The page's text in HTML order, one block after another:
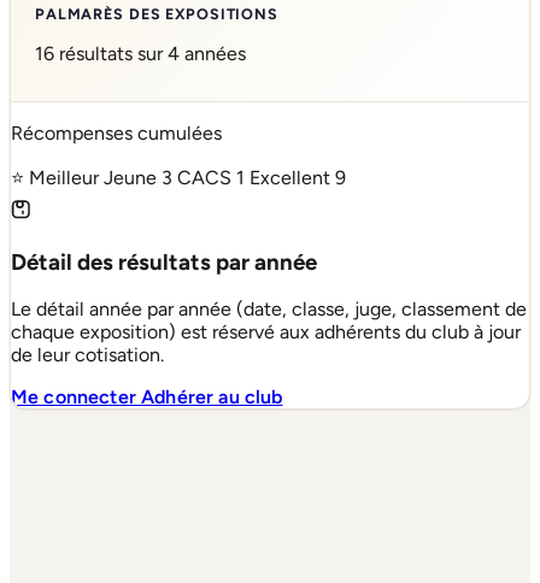
PALMARÈS DES EXPOSITIONS
16 résultats sur 4 années
Récompenses cumulées
⭐ Meilleur Jeune 3 CACS 1 Excellent 9
Détail des résultats par année
Le détail année par année (date, classe, juge, classement de
chaque exposition) est réservé aux adhérents du club à jour
de leur cotisation.
Me connecterAdhérer au club